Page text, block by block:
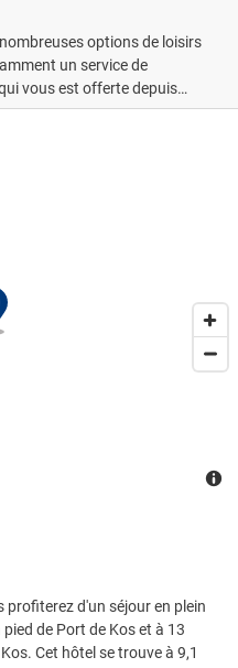
options de loisirs
un service de
vous est offerte depuis
et équipements
l'accès Wi-Fi à
profiterez d'un séjour en plein
de Port de Kos et à 13
Cet hôtel se trouve à 9,1